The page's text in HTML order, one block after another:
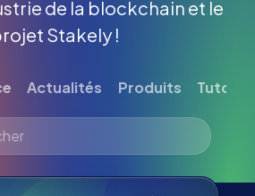
de la blockchain et le
Stakely !
Actualités Produits Tutoriel